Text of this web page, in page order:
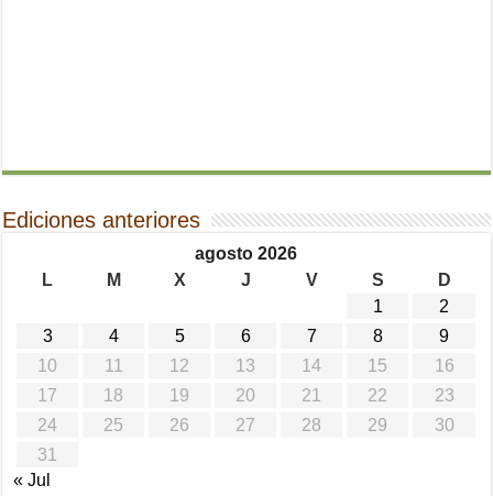
Ediciones anteriores
agosto 2026
L
M X J V S
D
1
2
3
4 5 6 7 8
9
10
11 12 13 14 15
16
17
18 19 20 21 22
23
24
25 26 27 28 29
30
31
« Jul